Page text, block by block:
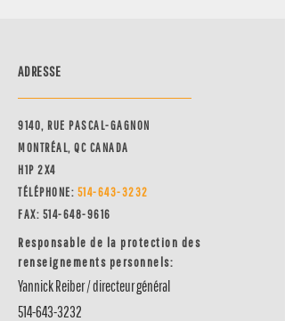
ADRESSE
9140, RUE PASCAL-GAGNON
MONTRÉAL, QC CANADA
H1P 2X4
TÉLÉPHONE: 514-643-3232
FAX: 514-648-9616
Responsable de la protection des
renseignements personnels:
Yannick Reiber / directeur général
514-643-3232